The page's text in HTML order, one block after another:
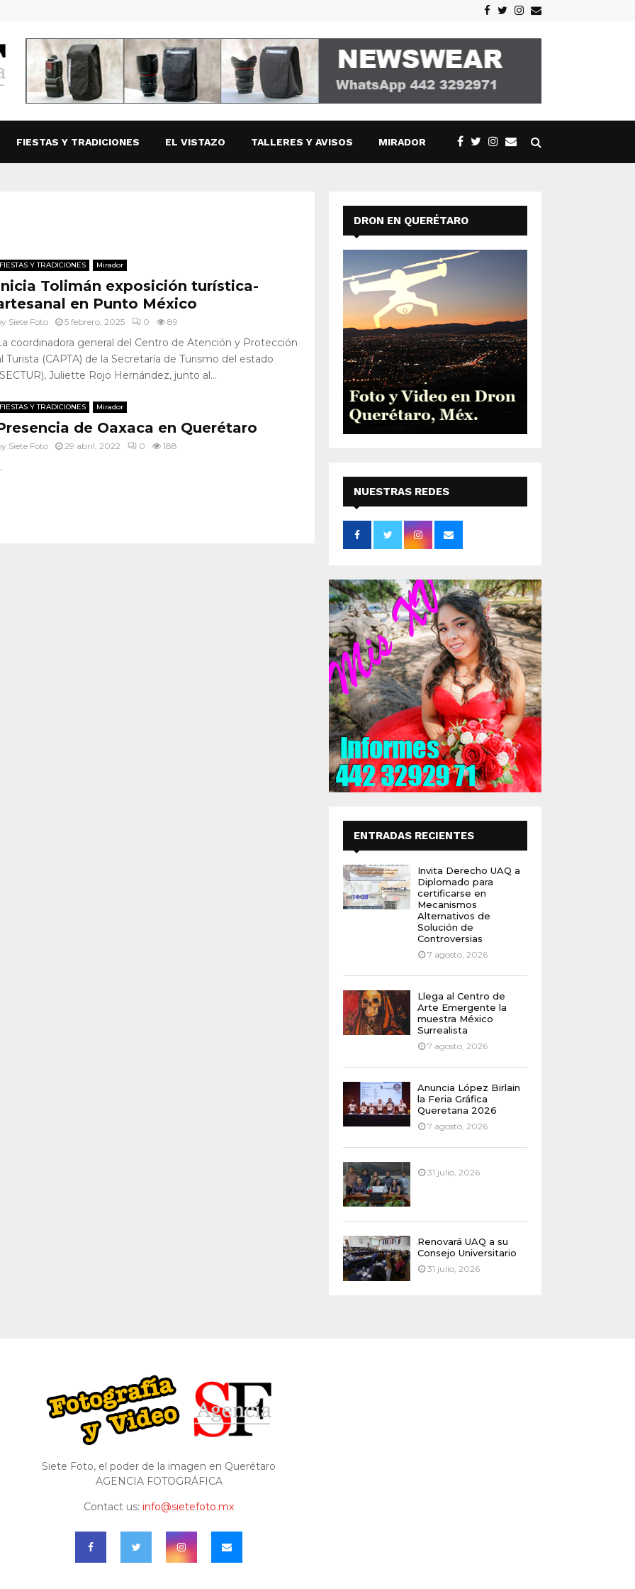
Facebook
TwitterInstagram
Email
FIESTAS Y TRADICIONES EL VISTAZO TALLERES Y AVISOS MIRADOR
FIESTAS Y TRADICIONES Mirador
Tolimán exposición turística-
en Punto México
Siete Foto 5 febrero, 2025 0 89
coordinadora general del Centro de Atención y Protección
Turista (CAPTA) de la Secretaría de Turismo del estado
Juliette Rojo Hernández, junto al...
FIESTAS Y TRADICIONES Mirador
de Oaxaca en Querétaro
Siete Foto 29 abril, 2022 0 188
DRON EN QUERÉTARO
NUESTRAS REDES
SOCIALES
ENTRADAS RECIENTES
Invita Derecho UAQ a
Diplomado para
certificarse en
Mecanismos
Alternativos de
Solución de
Controversias
7 agosto, 2026
Llega al Centro de
Arte Emergente la
muestra México
Surrealista
7 agosto, 2026
Anuncia López Birlain
la Feria Gráfica
Queretana 2026
7 agosto, 2026
31 julio, 2026
Renovará UAQ a su
Consejo Universitario
31 julio, 2026
Siete Foto, el poder de la imagen en Querétaro
AGENCIA FOTOGRÁFICA
Contact us: info@sietefoto.mx